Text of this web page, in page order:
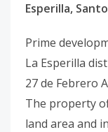
Esperilla,
Prime
La Esperilla
27 de Febrero
The property
land area and